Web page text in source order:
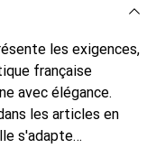
les exigences,
française
avec élégance.
les articles en
s'adapte